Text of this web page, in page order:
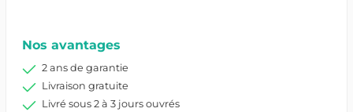
Nos avantages
2 ans de garantie
Livraison gratuite
Livré sous 2 à 3 jours ouvrés